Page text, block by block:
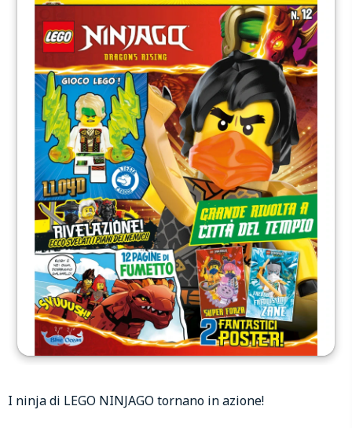
I ninja di LEGO NINJAGO tornano in azione!